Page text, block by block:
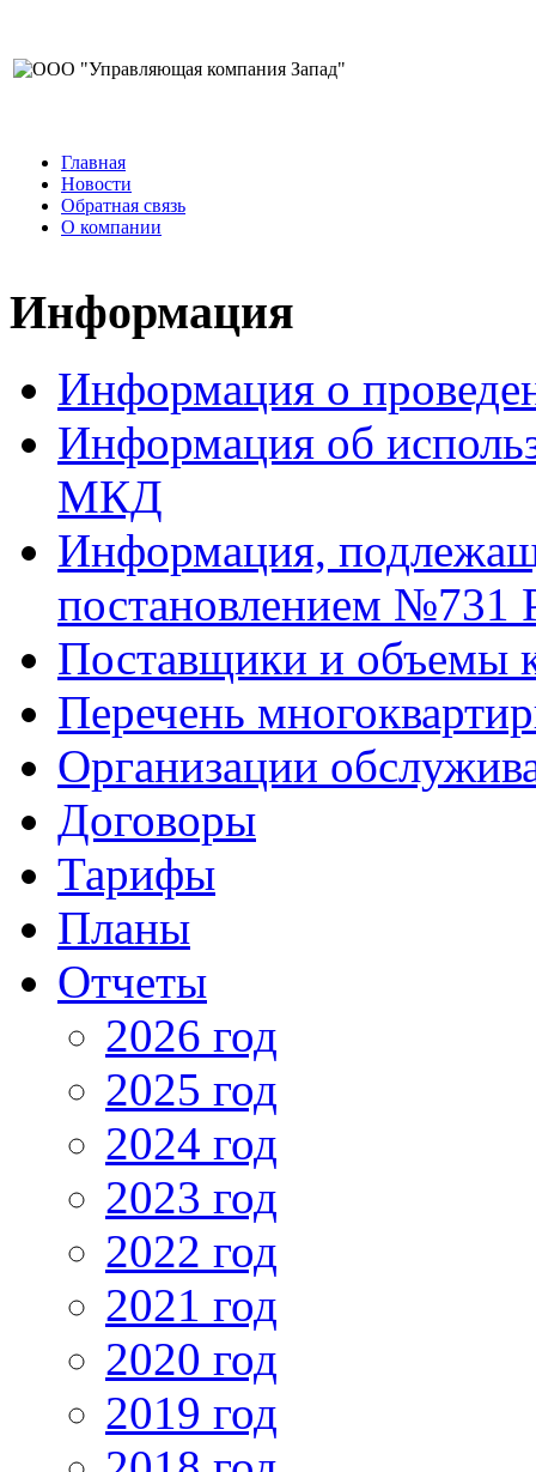
Главная
Новости
Обратная связь
О компании
Информация
Информация о
Информация об
МКД
Информация,
постановлением №731
Поставщики и объемы
Перечень
Организации
Договоры
Тарифы
Планы
Отчеты
2026 год
2025 год
2024 год
2023 год
2022 год
2021 год
2020 год
2019 год